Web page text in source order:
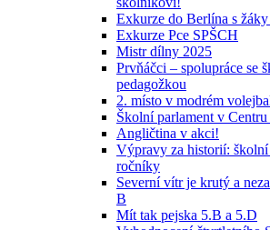
Exkurze do Berlína s
Exkurze Pce SPŠCH
Mistr dílny 2025
Prvňáčci – spolupráce se
pedagožkou
2. místo v modrém
Školní parlament v
Angličtina v akci!
Výpravy za historií:
ročníky
Severní vítr je krutý a
B
Mít tak pejska 5.B a 5.D